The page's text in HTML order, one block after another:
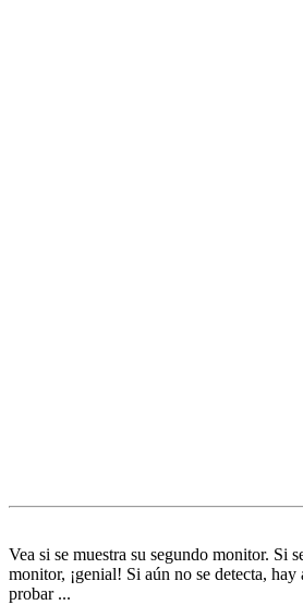
Vea si se muestra su segundo monitor. Si
monitor, ¡genial! Si aún no se detecta, hay
probar ...